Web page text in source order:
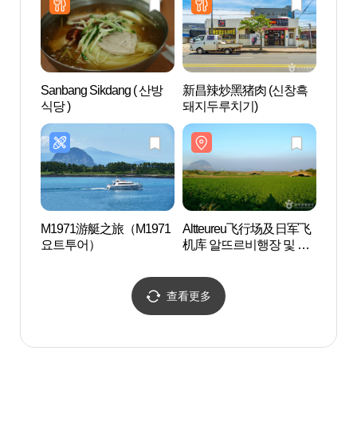
Sanbang Sikdang ( 산방
식당 )
新昌辣炒黑猪肉 (신창흑
돼지두루치기)
M1971游艇之旅（M1971
요트투어）
Altteureu飞行场及日军飞
机库 알뜨르비행장 및 일
查看更多